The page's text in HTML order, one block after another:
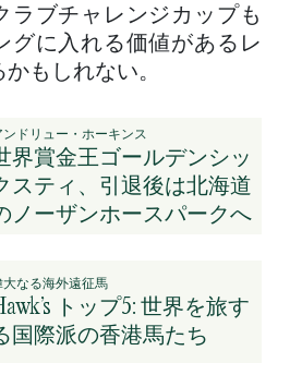
ラブチャレンジカップも
グに入れる価値があるレ
もしれない。
ンドリュー・ホーキンス
界賞金王ゴールデンシッ
スティ、引退後は北海道
ノーザンホースパークへ
大なる海外遠征馬
トップ5: 世界を旅す
国際派の香港馬たち